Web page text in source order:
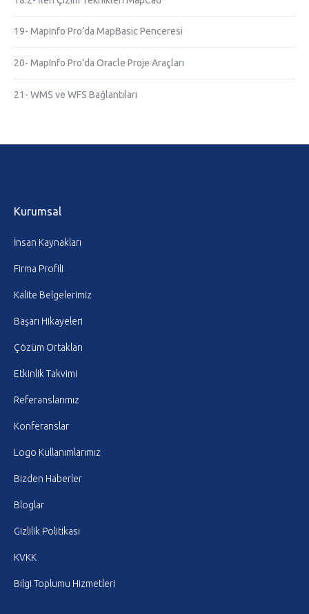
19- MapInfo Pro’da MapBasic Penceresi
20- MapInfo Pro’da Oracle Proje Araçları
21- WMS ve WFS Bağlantıları
Kurumsal
İnsan Kaynakları
Firma Profili
Kalite Belgelerimiz
Başarı Hikayeleri
Çözüm Ortakları
Etkinlik Takvimi
Referanslarımız
Konferanslar
Logo Kullanımlarımız
Bizden Haberler
Bloglar
Gizlilik Politikası
KVKK
Bilgi Toplumu Hizmetleri